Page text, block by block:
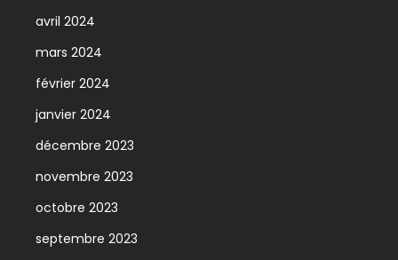
avril 2024
mars 2024
février 2024
janvier 2024
décembre 2023
novembre 2023
octobre 2023
septembre 2023